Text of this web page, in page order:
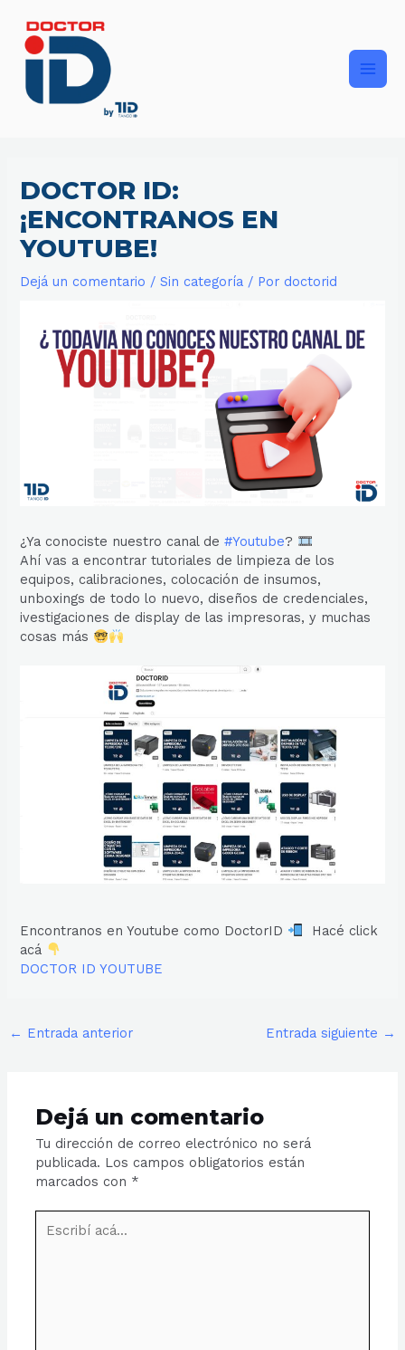
contenido
DOCTOR ID:
¡ENCONTRANOS EN
YOUTUBE!
Dejá un comentario /Sin categoría / Por doctorid
¿Ya conociste nuestro canal de#Youtube?
Ahí vas a encontrar tutoriales de limpieza de los
equipos, calibraciones, colocación de insumos,
unboxings de todo lo nuevo, diseños de credenciales,
ivestigaciones de display de las impresoras, y muchas
cosas más
Encontranos en Youtube como DoctorID
Hacé click
acá
DOCTOR ID YOUTUBE
← Entrada anterior Entrada siguiente →
Dejá un comentario
Tu dirección de correo electrónico no será
publicada. Los campos obligatorios están
marcados con *
acá...